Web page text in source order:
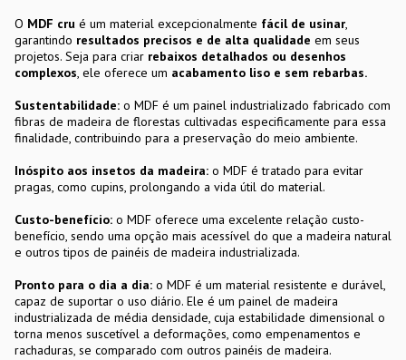
O MDF cru é um material excepcionalmente fácil de usinar,
garantindo resultados precisos e de alta qualidade em seus
projetos. Seja para criar rebaixos detalhados ou desenhos
complexos, ele oferece um acabamento liso e sem rebarbas.
Sustentabilidade: o MDF é um painel industrializado fabricado com
fibras de madeira de florestas cultivadas especificamente para essa
finalidade, contribuindo para a preservação do meio ambiente.
Inóspito aos insetos da madeira: o MDF é tratado para evitar
pragas, como cupins, prolongando a vida útil do material.
Custo-benefício: o MDF oferece uma excelente relação custo-
benefício, sendo uma opção mais acessível do que a madeira natural
e outros tipos de painéis de madeira industrializada.
Pronto para o dia a dia: o MDF é um material resistente e durável,
capaz de suportar o uso diário. Ele é um painel de madeira
industrializada de média densidade, cuja estabilidade dimensional o
torna menos suscetível a deformações, como empenamentos e
rachaduras, se comparado com outros painéis de madeira.